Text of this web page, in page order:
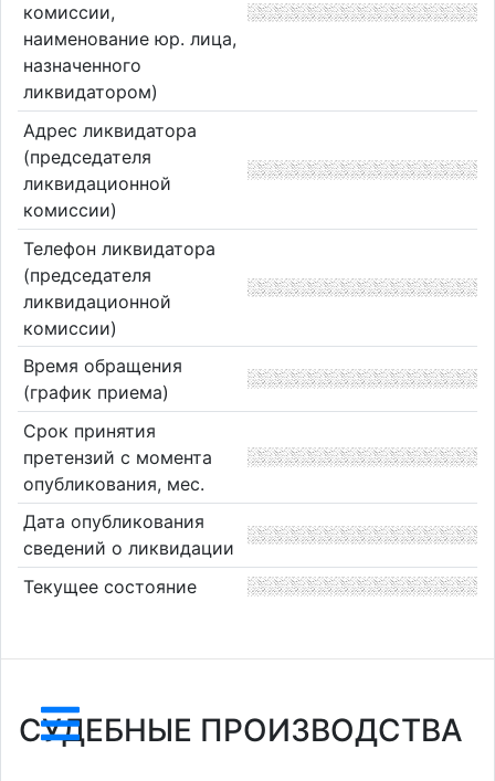
комиссии,
наименование юр. лица,
назначенного
ликвидатором)
Адрес ликвидатора
(председателя
ликвидационной
комиссии)
Телефон ликвидатора
(председателя
ликвидационной
комиссии)
Время обращения
(график приема)
Срок принятия
претензий с момента
опубликования, мес.
Дата опубликования
сведений о ликвидации
Текущее состояние
СУДЕБНЫЕ ПРОИЗВОДСТВА